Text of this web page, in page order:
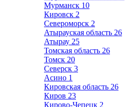
Мурманск 10
Кировск 2
Североморск 2
Атырауская область 26
Атырау 25
Томская область 26
Томск 20
Северск 3
Асино 1
Кировская область 26
Киров 23
Кирово-Чепецк 2